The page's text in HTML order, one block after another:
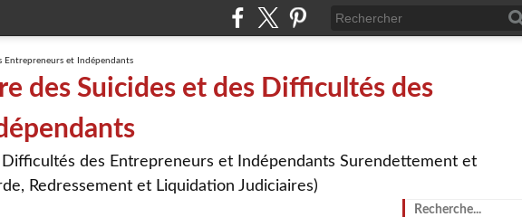
des Suicides et des Difficultés des
des Entrepreneurs et Indépendants Surendettement et
Redressement et Liquidation Judiciaires)